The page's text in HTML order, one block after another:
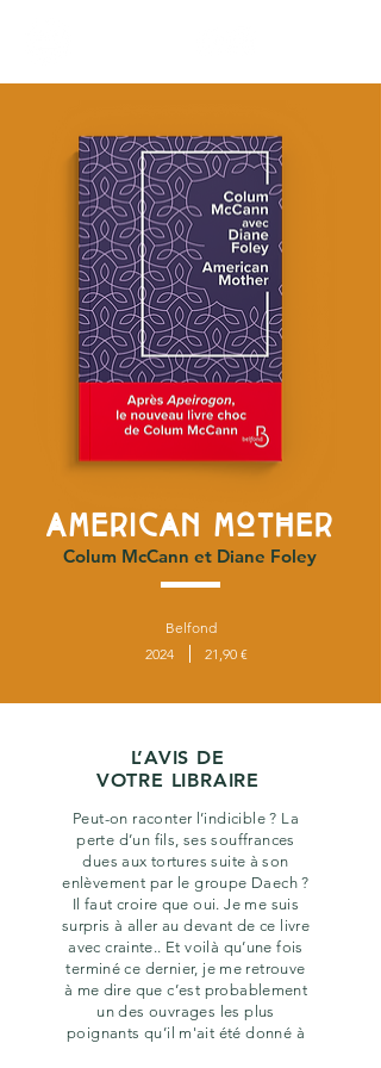
AMERICAN MOTHER
Colum McCann et Diane Foley
Belfond
2024
21,90 €
L’AVIS DE
VOTRE LIBRAIRE
Peut-on raconter l’indicible ? La
perte d’un fils, ses souffrances
dues aux tortures suite à son
enlèvement par le groupe Daech ?
Il faut croire que oui. Je me suis
surpris à aller au devant de ce livre
avec crainte.. Et voilà qu’une fois
terminé ce dernier, je me retrouve
à me dire que c’est probablement
un des ouvrages les plus
poignants qu’il m'ait été donné à